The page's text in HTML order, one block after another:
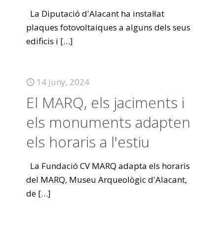
La Diputació d'Alacant ha instal·lat
plaques fotovoltaiques a alguns dels seus
edificis i […]
14 juny, 2024
El MARQ, els jaciments i
els monuments adapten
els horaris a l'estiu
La Fundació CV MARQ adapta els horaris
del MARQ, Museu Arqueològic d'Alacant,
de […]